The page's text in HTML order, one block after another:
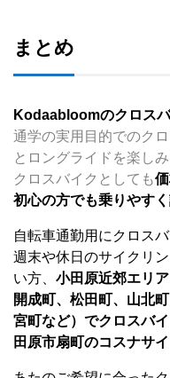
まとめ
Kodaabloomのクロス
通学の実用目的でのク
とロングライドを楽し
クロスバイクとしても
初心の方でも乗りやす
自転車通勤用にクロス
週末や休日のサイクリ
い方、 小田原近郊エリ
開成町、松田町、山北
宮町など）でクロスバ
田原市扇町のコスナサ